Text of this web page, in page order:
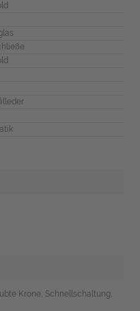
Krone, Schnellschaltung,